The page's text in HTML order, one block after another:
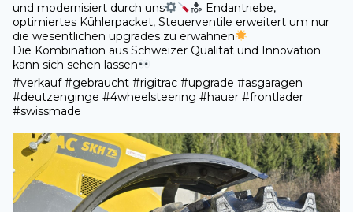
und modernisiert durch uns
Endantriebe,
optimiertes Kühlerpacket, Steuerventile erweitert um nur
die wesentlichen upgrades zu erwähnen
Die Kombination aus Schweizer Qualität und Innovation
kann sich sehen lassen
#verkauf #gebraucht #rigitrac #upgrade #asgaragen
#deutzenginge #4wheelsteering #hauer #frontlader
#swissmade